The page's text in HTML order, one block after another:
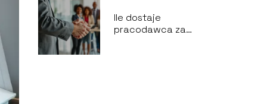
Ile dostaje
pracodawca za